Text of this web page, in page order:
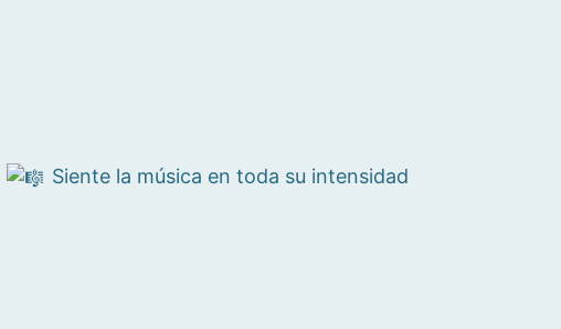
Siente la música en toda su intensidad